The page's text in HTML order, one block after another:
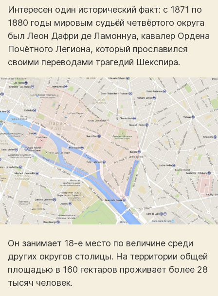
Интересен один исторический факт: с 1871 по
1880 годы мировым судьёй четвёртого округа
был Леон Дафри де Ламоннуа, кавалер Ордена
Почётного Легиона, который прославился
своими переводами трагедий Шекспира.
Он занимает 18-е место по величине среди
других округов столицы. На территории общей
площадью в 160 гектаров проживает более 28
тысяч человек.